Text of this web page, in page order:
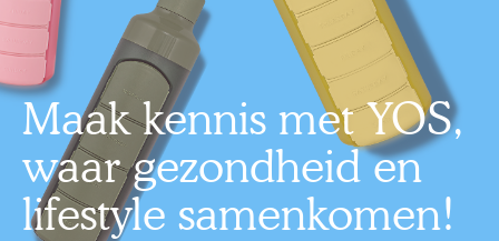
Maak kennis met YOS,
waar gezondheid en
lifestyle samenkomen!